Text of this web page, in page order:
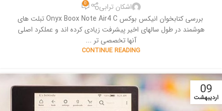
اشکان ترابی 0
بررسی کتابخوان انیکس بوکس Onyx Boox Note Air4 C تبلت های
هوشمند در طول سالهای اخیر پیشرفت زیادی کرده اند و عملکرد اصلی
آنها تخصصی تر ...
CONTINUE READING
09
اردیبهشت